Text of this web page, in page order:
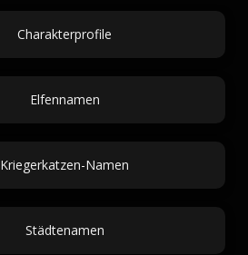
Charakterprofile
Elfennamen
Kriegerkatzen-Namen
Städtenamen